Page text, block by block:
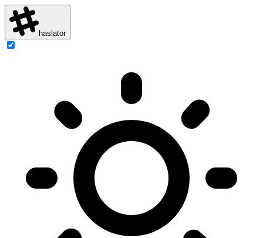
haslator